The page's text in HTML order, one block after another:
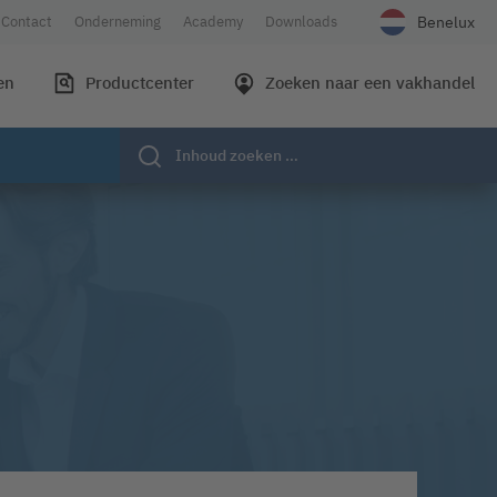
Contact Onderneming Academy Downloads Benelux
Productcenter Zoeken naar een vakhandel